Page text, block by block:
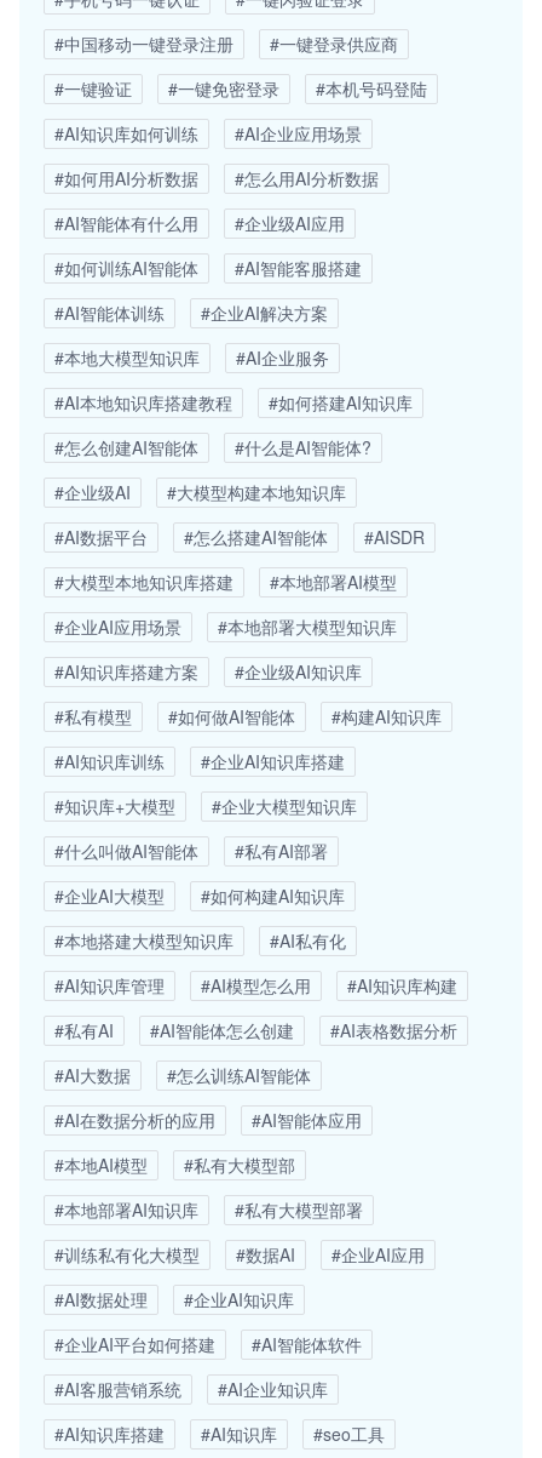
#中国移动一键登录注册
#一键登录供应商
#一键验证
#一键免密登录
#本机号码登陆
#AI知识库如何训练
#AI企业应用场景
#如何用AI分析数据
#怎么用AI分析数据
#AI智能体有什么用
#企业级AI应用
#如何训练AI智能体
#AI智能客服搭建
#AI智能体训练
#企业AI解决方案
#本地大模型知识库
#AI企业服务
#AI本地知识库搭建教程
#如何搭建AI知识库
#怎么创建AI智能体
#什么是AI智能体?
#企业级AI
#大模型构建本地知识库
#AI数据平台
#怎么搭建AI智能体
#AISDR
#大模型本地知识库搭建
#本地部署AI模型
#企业AI应用场景
#本地部署大模型知识库
#AI知识库搭建方案
#企业级AI知识库
#私有模型
#如何做AI智能体
#构建AI知识库
#AI知识库训练
#企业AI知识库搭建
#知识库+大模型
#企业大模型知识库
#什么叫做AI智能体
#私有AI部署
#企业AI大模型
#如何构建AI知识库
#本地搭建大模型知识库
#AI私有化
#AI知识库管理
#AI模型怎么用
#AI知识库构建
#私有AI
#AI智能体怎么创建
#AI表格数据分析
#AI大数据
#怎么训练AI智能体
#AI在数据分析的应用
#AI智能体应用
#本地AI模型
#私有大模型部
#本地部署AI知识库
#私有大模型部署
#训练私有化大模型
#数据AI
#企业AI应用
#AI数据处理
#企业AI知识库
#企业AI平台如何搭建
#AI智能体软件
#AI客服营销系统
#AI企业知识库
#AI知识库搭建
#AI知识库
#seo工具